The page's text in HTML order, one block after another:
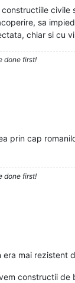
sa
chiar si cu
done first!
prin cap
done first!
mai rezistent
constructii